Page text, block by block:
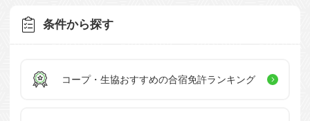
条件から探す
コープ・生協おすすめの合宿免許ランキング